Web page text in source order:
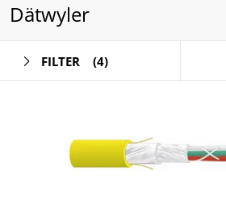
Dätwyler
FILTER (4)